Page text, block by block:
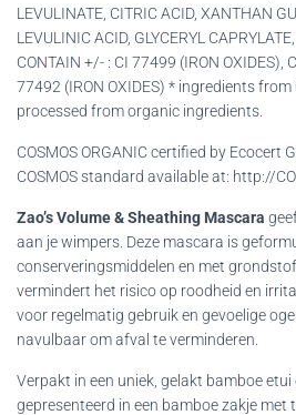
LEVULINATE, CITRIC ACID, XANTHAN
LEVULINIC ACID, GLYCERYL
CONTAIN +/- : CI 77499 (IRON OXIDES),
77492 (IRON OXIDES) * ingredients
processed from organic ingredients.
COSMOS ORGANIC certified by Ecocert
COSMOS standard available at: http://
Zao’s Volume & Sheathing Mascara
aan je wimpers. Deze mascara is
conserveringsmiddelen en met
vermindert het risico op roodheid en
voor regelmatig gebruik en gevoelige
navulbaar om afval te verminderen.
Verpakt in een uniek, gelakt bamboe
gepresenteerd in een bamboe zakje met